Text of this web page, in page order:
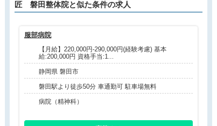
匠 磐田整体院と似た条件の求人
服部病院
【月給】220,000円-290,000円(経験考慮) 基本
給:200,000円 資格手当:1...
静岡県 磐田市
磐田駅より徒歩50分 車通勤可 駐車場無料
病院（精神科）